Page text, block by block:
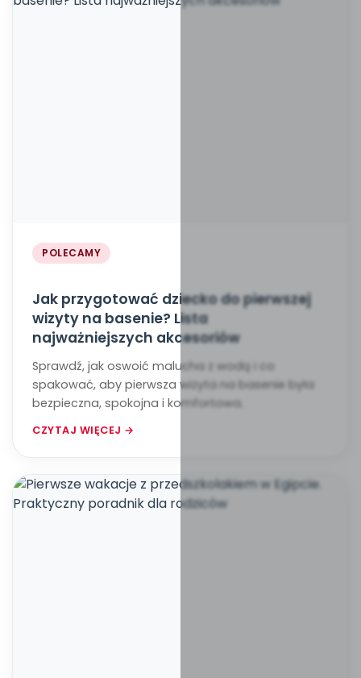
POLECAMY
Jak przygotować dziecko do pierwszej
wizyty na basenie? Lista
najważniejszych akcesoriów
Sprawdź, jak oswoić malucha z wodą i co
spakować, aby pierwsza wizyta na basenie była
bezpieczna, spokojna i komfortowa.
CZYTAJ WIĘCEJ →